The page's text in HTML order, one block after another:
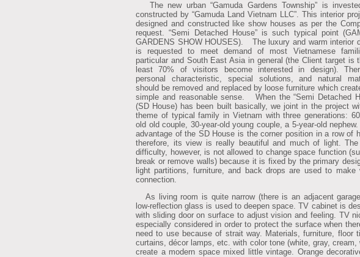
The new urban “Gamuda Gardens Township” is
constructed by “Gamuda Land Vietnam LLC”. This interior
designed and constructed like show houses as per the
request. “Semi Detached House” is such typical point
GARDENS SHOW HOUSES).
The luxury and warm interior
is requested to meet demand of most Vietnamese
particular and South East Asia in general (the Client target is
least 70% of visitors become interested in design).
personal characteristic, special solutions, and natural
should be removed and replaced by loose furniture which
simple and reasonable sense.
When the “Semi Detached
(SD House) has been built basically, we joint in the project
theme of typical family in Vietnam with three generations:
old old couple, 30-year-old young couple, a 5-year-old nephew.
advantage of the SD House is the corner position in a row of
therefore, its view is really beautiful and much of light. The
difficulty, however, is not allowed to change space function
break or remove walls) because it is fixed by the primary
light partitions, furniture, and back drops are used to make
connection.
As living room is quite narrow (there is an adjacent
low-reflection glass is used to deepen space. TV cabinet is
with sliding door on surface to adjust vision and feeling. TV
especially considered in order to protect the surface when
need to use because of strait way. Materials, furniture, floor
curtains, décor lamps, etc. with color tone (white, gray, cream,
create a modern space mixed little vintage. Orange